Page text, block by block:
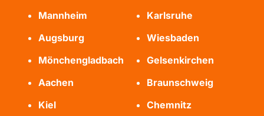
Mannheim
Karlsruhe
Augsburg
Wiesbaden
Mönchengladbach
Gelsenkirchen
Aachen
Braunschweig
Kiel
Chemnitz